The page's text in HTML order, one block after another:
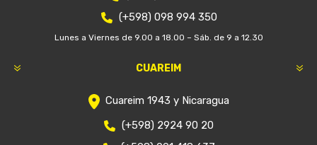
(+598) 098 994 350
Lunes a Viernes de 9.00 a 18.00 – Sáb. de 9 a 12.30
CUAREIM
Cuareim 1943 y Nicaragua
(+598) 2924 90 20